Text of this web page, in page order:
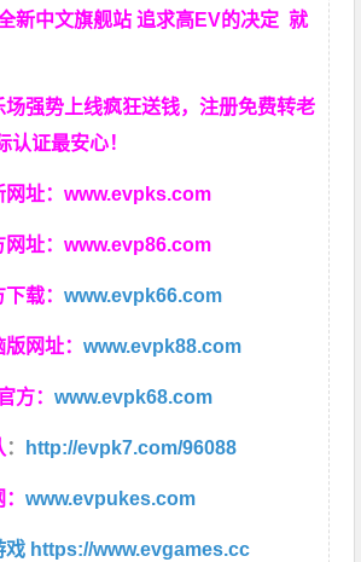
新中文旗舰站 追求高EV 的决定就
场强势上线疯狂送钱，注册免费转老
认证最安心！
网址：www.evpks.com
网址：www.evp86.com
下载：www.evpk66.com
版网址：www.evpk88.com
方：www.evpk68.com
： http://evpk7.com/96088
：www.evpukes.com
戏 https://www.evgames.cc